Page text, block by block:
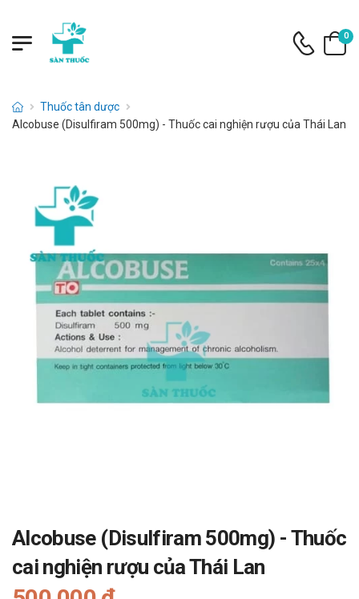
0
Thuốc tân dược
Alcobuse (Disulfiram 500mg) - Thuốc cai nghiện rượu của Thái Lan
Alcobuse (Disulfiram 500mg) - Thuốc
cai nghiện rượu của Thái Lan